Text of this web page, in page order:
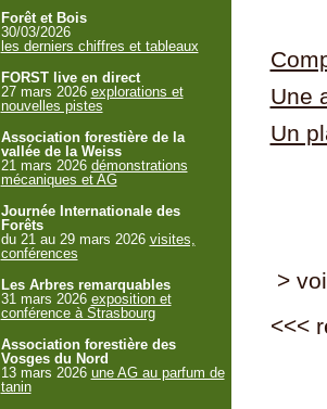
Une
Un
>
<<<
Forêt et Bois
30/03/2026
les derniers chiffres et tableaux
FORST live en direct
27 mars 2026 explorations et
nouvelles pistes
Association forestière de la
vallée de la Weiss
21 mars 2026 démonstrations
mécaniques et AG
Journée Internationale des
Forêts
du 21 au 29 mars 2026 visites,
conférences
Les Arbres remarquables
31 mars 2026 exposition et
conférence à Strasbourg
Association forestière des
Vosges du Nord
13 mars 2026 une AG au parfum de
tanin